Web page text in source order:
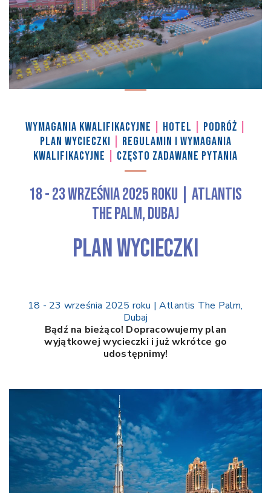
WYMAGANIA KWALIFIKACYJNE HOTEL PODRÓŻ
PLAN WYCIECZKI
REGULAMIN I WYMAGANIA
KWALIFIKACYJNE
CZĘSTO ZADAWANE PYTANIA
18 - 23 września 2025 roku | Atlantis
The Palm, Dubaj
PLAN WYCIECZKI
18 - 23 września 2025 roku | Atlantis The Palm,
Dubaj
Bądź na bieżąco! Dopracowujemy plan
wyjątkowej wycieczki i już wkrótce go
udostępnimy!